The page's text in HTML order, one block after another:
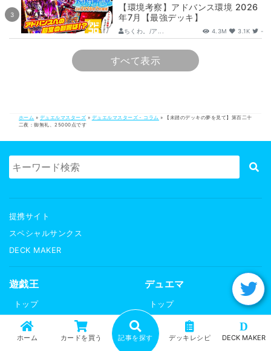
【環境考察】アドバンス環境 2026
年7月【最強デッキ】
ちくわ。/ア... 4.3M 3.1K -
すべて表示
ホーム カードを買う 記事を探す デッキレシピ
D
DECK MAKER
ホーム » デュエルマスターズ » デュエルマスターズ - コラム »
【未踏のデッキの夢を見て】第百二十
二夜：御無礼、25000点です
提携サイト
スペシャルサンクス
DECK MAKER
遊戯王
トップ
記事一覧
記事ランキング
デュエマ
トップ
記事一覧
記事ランキング